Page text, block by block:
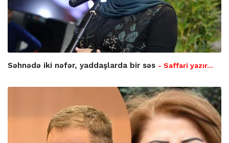
Səhnədə iki nəfər, yaddaşlarda bir səs - Saffari yazır…